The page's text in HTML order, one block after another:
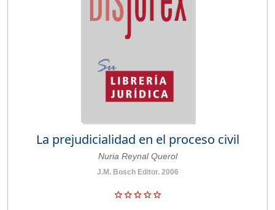
La prejudicialidad en el proceso civil
Nuria Reynal Querol
J.M. Bosch Editor. 2006